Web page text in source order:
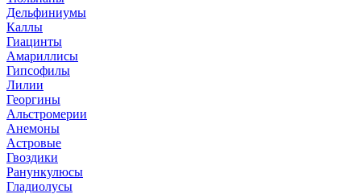
Дельфиниумы
Каллы
Гиацинты
Амариллисы
Гипсофилы
Лилии
Георгины
Альстромерии
Анемоны
Астровые
Гвоздики
Ранункулюсы
Гладиолусы